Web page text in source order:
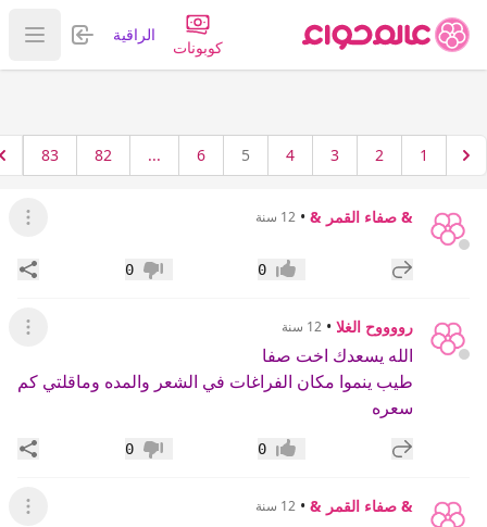
كوبونات
الراقية تسجيل
عرض
1
2
3
4
5
6
...
82
83
& صفاء القمر & • 12 سنة عرض
إضافة رد جديد إعجاب0 عدم إعجاب
0
رووووح الغلا • 12 سنة عرض
الله يسعدك اخت صفا
طيب ينموا مكان الفراغات في الشعر والمده وماقلتي كم
سعره
إضافة رد جديد إعجاب0 عدم إعجاب
0
& صفاء القمر & • 12 سنة عرض